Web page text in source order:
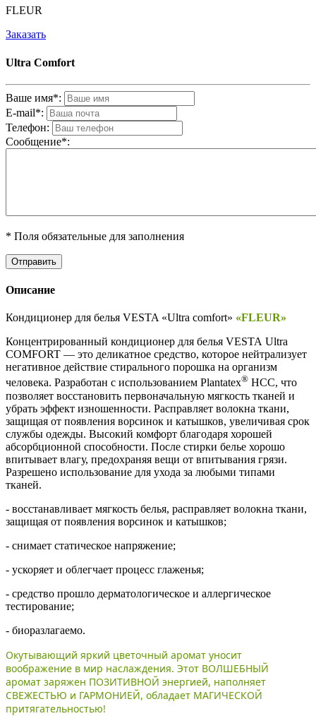
FLEUR
Заказать
Ultra Comfort
Ваше имя*:
E-mail*:
Телефон:
Cообщениe*:
* Поля обязательные для заполнения
Описание
Кондиционер для белья VESTA «Ultra comfort» «FLEUR»
Концентрированный кондиционер для белья VESTA Ultra
COMFORT — это деликатное средство, которое нейтрализует
негативное действие стирального порошка на организм
человека. Разработан с использованием Plantatex® HCC, что
позволяет восстановить первоначальную мягкость тканей и
убрать эффект изношенности. Расправляет волокна ткани,
защищая от появления ворсинок и катышков, увеличивая срок
службы одежды. Высокий комфорт благодаря хорошей
абсорбционной способности. После стирки белье хорошо
впитывает влагу, предохраняя вещи от впитывания грязи.
Разрешено использование для ухода за любыми типами
тканей.
- восстанавливает мягкость белья, расправляет волокна ткани,
защищая от появления ворсинок и катышков;
- снимает статическое напряжение;
- ускоряет и облегчает процесс глаженья;
- средство прошло дерматологическое и аллергическое
тестирование;
- биоразлагаемо.
Окутывающий яркий цветочный аромат уносит
воображение в мир наслаждения. Этот ВОЛШЕБНЫЙ
аромат заряжен ПОЗИТИВНОЙ энергией, наполняет
СВЕЖЕСТЬЮ и ГАРМОНИЕЙ, обладает МАГИЧЕСКОЙ
притягательностью!